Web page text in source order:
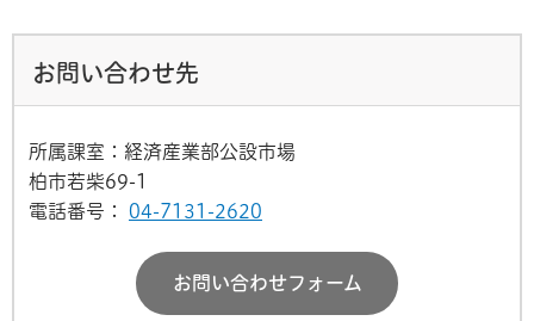
お問い合わせ先
所属課室：経済産業部公設市場
柏市若柴69-1
電話番号：
04-7131-2620
お問い合わせフォーム